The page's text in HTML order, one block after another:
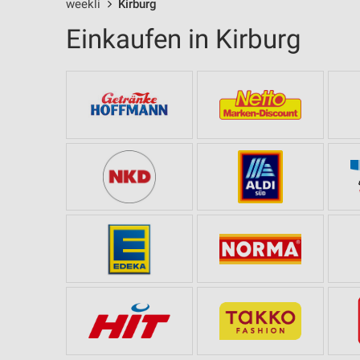
weekli Kirburg
Einkaufen in Kirburg